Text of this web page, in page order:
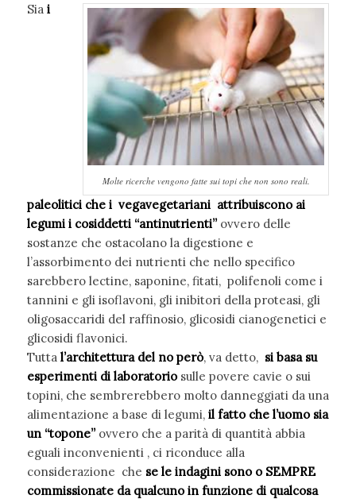
Molte ricerche vengono fatte sui topi che non sono reali.
Sia i
paleolitici che i vegavegetariani attribuiscono ai
legumi i cosiddetti “antinutrienti”ovvero delle
sostanze che ostacolano la digestione e
l’assorbimento dei nutrienti che nello specifico
sarebbero lectine, saponine, fitati, polifenoli come i
tannini e gli isoflavoni, gli inibitori della proteasi, gli
oligosaccaridi del raffinosio, glicosidi cianogenetici e
glicosidi flavonici.
Tutta l’architettura del no però, va detto, si basa su
esperimenti di laboratoriosulle povere cavie o sui
topini, che sembrerebbero molto danneggiati da una
alimentazione a base di legumi,il fatto che l’uomo sia
un “topone”ovvero che a parità di quantità abbia
eguali inconvenienti , ci riconduce alla
considerazione che se le indagini sono o SEMPRE
commissionate da qualcuno in funzione di qualcosa